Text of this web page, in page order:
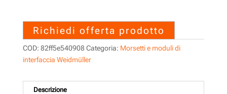
Richiedi offerta prodotto
COD: 82ff5e540908 Categoria: Morsetti e moduli di
interfaccia Weidmüller
Descrizione